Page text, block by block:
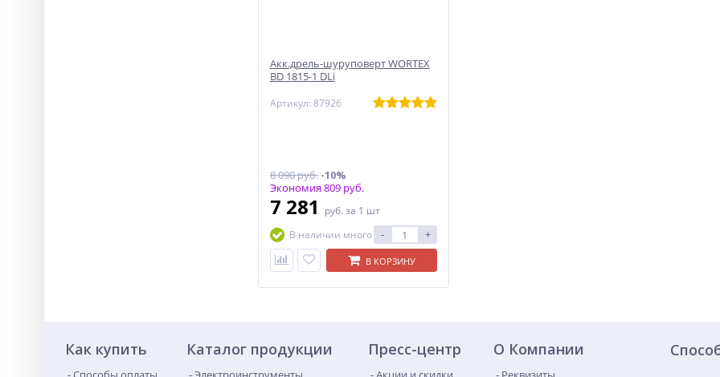
Акк.дрель-шуруповерт WORTEX
BD 1815-1 DLi
Артикул: 87926
8 090 руб.-10%
Экономия 809 руб.
7 281 руб. за 1 шт
В наличии много
- +
В КОРЗИНУ
Как купить Каталог продукции Пресс-центр О Компании